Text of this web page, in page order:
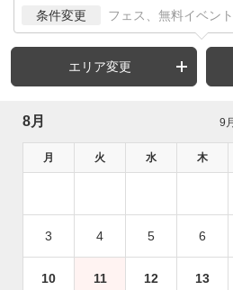
条件変更 フェス、無料イベント
エリア変更
8月 9
月 火 水 木
3 4 5 6
10 11 12 13